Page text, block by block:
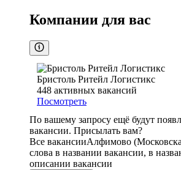
Компании для вас
Бристоль Ритейл Логистикс
448 активных вакансий
Посмотреть
По вашему запросу ещё будут
вакансии. Присылать вам?
Все вакансииАлфимово
слова в названии вакансии, в
описании вакансии